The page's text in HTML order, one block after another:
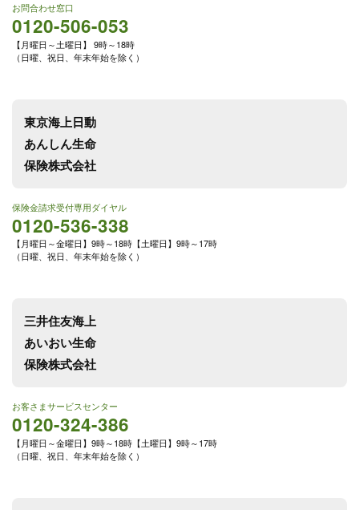
お問合わせ窓口
0120-506-053
【月曜日～土曜日】 9時～18時
（日曜、祝日、年末年始を除く）
東京海上日動
あんしん生命
保険株式会社
保険金請求受付専用ダイヤル
0120-536-338
【月曜日～金曜日】9時～18時【土曜日】9時～17時
（日曜、祝日、年末年始を除く）
三井住友海上
あいおい生命
保険株式会社
お客さまサービスセンター
0120-324-386
【月曜日～金曜日】9時～18時【土曜日】9時～17時
（日曜、祝日、年末年始を除く）